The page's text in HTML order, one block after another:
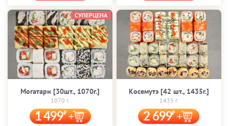
Могатари [30шт., 1070г.]
1070 г.
1 499
СУПЕРЦЕНА
Косемутэ [42 шт., 1435г.]
1435 г.
2 699